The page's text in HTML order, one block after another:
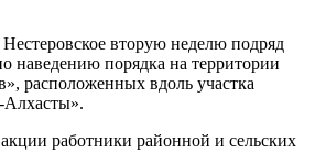
вторую неделю подряд
наведению порядка на территории
расположенных вдоль участка
Алхасты».
работники районной и сельских